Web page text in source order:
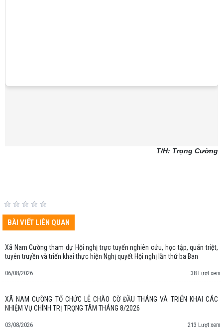
T/H: Trọng Cường
BÀI VIẾT LIÊN QUAN
Xã Nam Cường tham dự Hội nghị trực tuyến nghiên cứu, học tập, quán triệt,
tuyên truyền và triển khai thực hiện Nghị quyết Hội nghị lần thứ ba Ban
06/08/2026 38 Lượt xem
XÃ NAM CƯỜNG TỔ CHỨC LỄ CHÀO CỜ ĐẦU THÁNG VÀ TRIỂN KHAI CÁC
NHIỆM VỤ CHÍNH TRỊ TRỌNG TÂM THÁNG 8/2026
03/08/2026 213 Lượt xem